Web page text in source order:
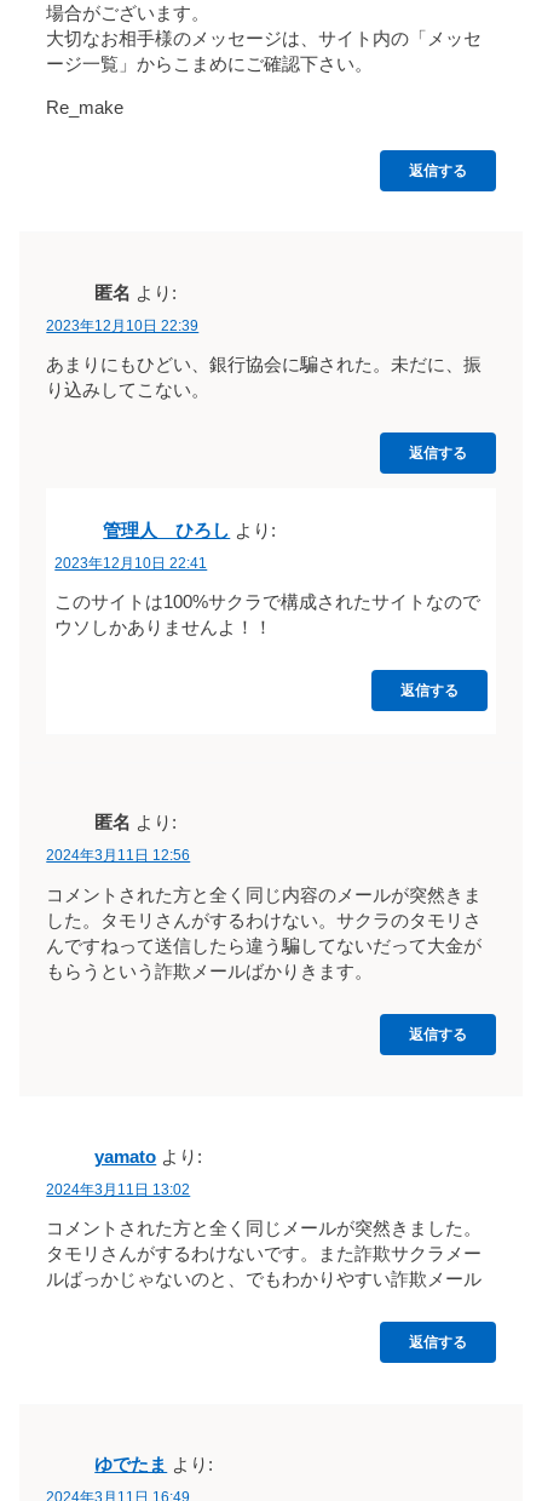
場合がございます。
大切なお相手様のメッセージは、サイト内の「メッセ
ージ一覧」からこまめにご確認下さい。
Re_make
返信する
匿名 より:
2023年12月10日 22:39
あまりにもひどい、銀行協会に騙された。未だに、振
り込みしてこない。
返信する
管理人 ひろし より:
2023年12月10日 22:41
このサイトは100%サクラで構成されたサイトなので
ウソしかありませんよ！！
返信する
匿名 より:
2024年3月11日 12:56
コメントされた方と全く同じ内容のメールが突然きま
した。タモリさんがするわけない。サクラのタモリさ
んですねって送信したら違う騙してないだって大金が
もらうという詐欺メールばかりきます。
返信する
yamato より:
2024年3月11日 13:02
コメントされた方と全く同じメールが突然きました。
タモリさんがするわけないです。また詐欺サクラメー
ルばっかじゃないのと、でもわかりやすい詐欺メール
返信する
ゆでたま より:
2024年3月11日 16:49